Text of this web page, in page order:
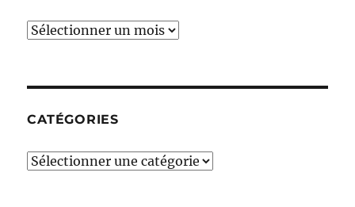
Ces
CATÉGORIES
Catégories